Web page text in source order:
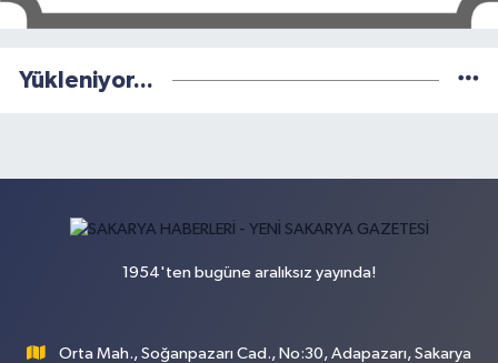
Yükleniyor...
1954'ten bugüne aralıksız yayında!
Orta Mah., Soğanpazarı Cad., No:30, Adapazarı, Sakarya